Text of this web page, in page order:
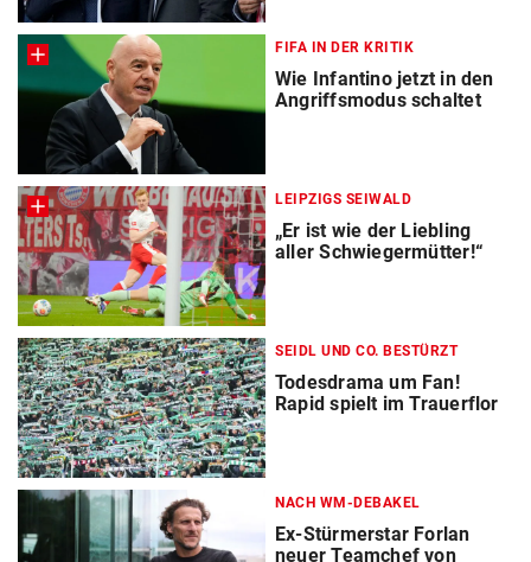
FIFA IN DER KRITIK
Wie Infantino jetzt in den
Angriffsmodus schaltet
LEIPZIGS SEIWALD
„Er ist wie der Liebling
aller Schwiegermütter!“
SEIDL UND CO. BESTÜRZT
Todesdrama um Fan!
Rapid spielt im Trauerflor
NACH WM-DEBAKEL
Ex-Stürmerstar Forlan
neuer Teamchef von